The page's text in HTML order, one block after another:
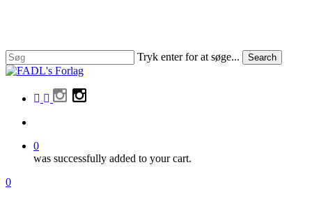
content
Tryk enter for at søge... Search
Close
facebook
linkedin
instagram
0
was successfully added to your cart.
Menu
search
0